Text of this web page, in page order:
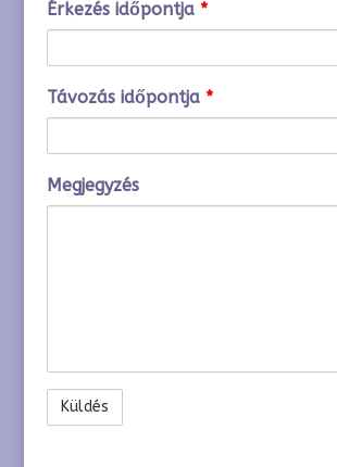
Érkezés időpontja *
Távozás időpontja *
Megjegyzés